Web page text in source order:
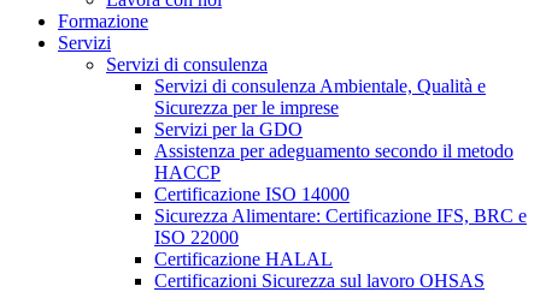
Formazione
Servizi
Servizi di consulenza
Servizi di consulenza Ambientale, Qualità e
Sicurezza per le imprese
Servizi per la GDO
Assistenza per adeguamento secondo il metodo
HACCP
Certificazione ISO 14000
Sicurezza Alimentare: Certificazione IFS, BRC e
ISO 22000
Certificazione HALAL
Certificazioni Sicurezza sul lavoro OHSAS